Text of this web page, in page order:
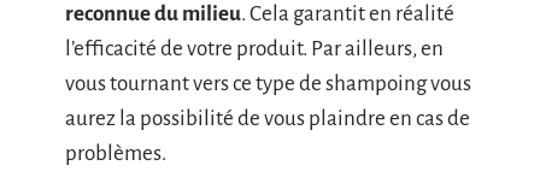
reconnue du milieu. Cela garantit en réalité
l’efficacité de votre produit. Par ailleurs, en
vous tournant vers ce type de shampoing vous
aurez la possibilité de vous plaindre en cas de
problèmes.